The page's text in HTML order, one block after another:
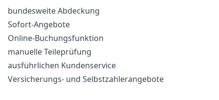
bundesweite Abdeckung
Sofort-Angebote
Online-Buchungsfunktion
manuelle Teileprüfung
ausführlichen Kundenservice
Versicherungs- und Selbstzahlerangebote